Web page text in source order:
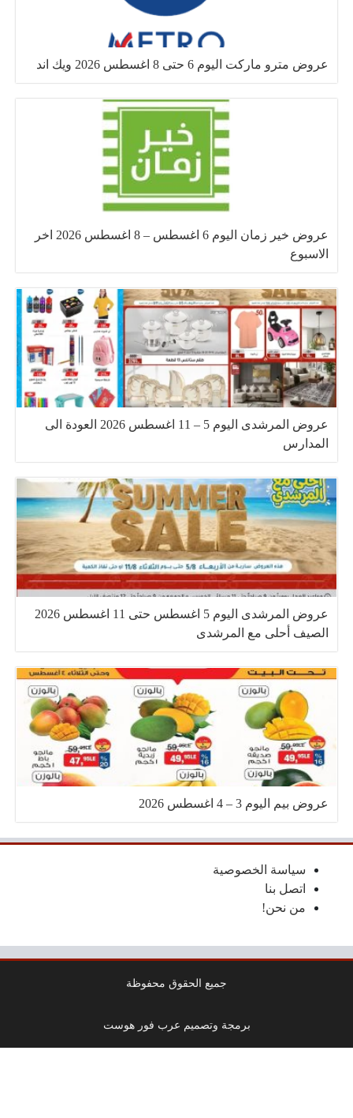
عروض مترو ماركت اليوم 6 حتى 8 اغسطس 2026 ويك اند
عروض خير زمان اليوم 6 اغسطس – 8 اغسطس 2026 اخر
الاسبوع
عروض المرشدى اليوم 5 – 11 اغسطس 2026 العودة الى
المدارس
عروض المرشدى اليوم 5 اغسطس حتى 11 اغسطس 2026
الصيف أحلى مع المرشدى
عروض بيم اليوم 3 – 4 اغسطس 2026
سياسة الخصوصية
اتصل بنا
من نحن!
جميع الحقوق محفوظة
برمجة وتصميم عرب فور هوست